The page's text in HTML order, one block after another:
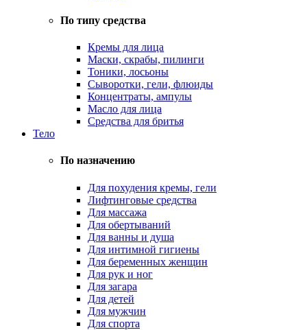
По типу средства
Кремы для лица
Маски, скрабы, пилинги
Тоники, лосьоны
Сыворотки, гели, флюиды
Концентраты, ампулы
Масло для лица
Средства для бритья
Тело
По назначению
Для похудения кремы, гели
Лифтинговые средства
Для массажа
Для обертываний
Для ванны и душа
Для интимной гигиены
Для беременных женщин
Для рук и ног
Для загара
Для детей
Для мужчин
Для спорта